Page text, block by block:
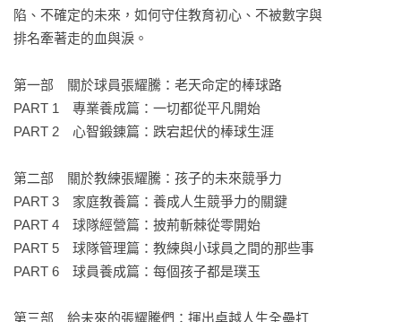
陷、不確定的未來，如何守住教育初心、不被數字與
排名牽著走的血與淚。
第一部　關於球員張耀騰：老天命定的棒球路
PART 1　專業養成篇：一切都從平凡開始
PART 2　心智鍛錬篇：跌宕起伏的棒球生涯
第二部　關於教練張耀騰：孩子的未來競爭力
PART 3　家庭教養篇：養成人生競爭力的關鍵
PART 4　球隊經營篇：披荊斬棘從零開始
PART 5　球隊管理篇：教練與小球員之間的那些事
PART 6　球員養成篇：每個孩子都是璞玉
第三部　給未來的張耀騰們：揮出卓越人生全壘打